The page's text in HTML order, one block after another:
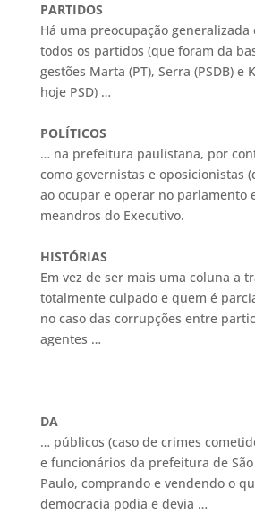
PARTIDOS
Há uma preocupação
todos os partidos (que foram da
gestões Marta (PT), Serra (PSDB) e
hoje PSD) …
POLÍTICOS
… na prefeitura paulistana, por
como governistas e oposicionistas
ao ocupar e operar no parlamento
meandros do Executivo.
HISTÓRIAS
Em vez de ser mais uma coluna a
totalmente culpado e quem é
no caso das corrupções entre
agentes …
DA
… públicos (caso de crimes
e funcionários da prefeitura de São
Paulo, comprando e vendendo o
democracia podia e devia …